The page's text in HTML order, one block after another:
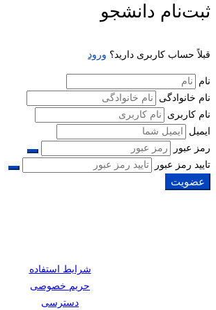
ثبت
نام
دانشجو
ثبت‌نام دانشجو
قبلاً حساب کاربری دارید؟ ورود
نام
نام خانوادگی
نام کاربری
ایمیل
رمز عبور
تایید رمز عبور
عضویت
شرایط استفاده
حریم خصوصی
دسترسی